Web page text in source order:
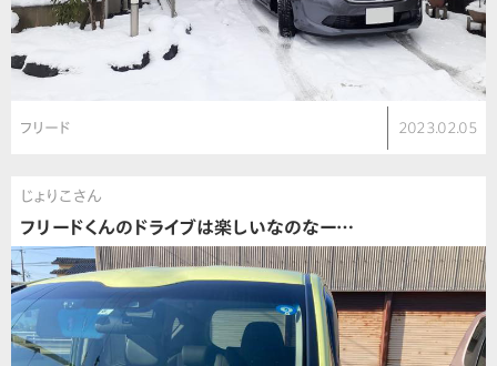
フリード 2023.02.05
じょりこさん
フリードくんのドライブは楽しいなのなー…